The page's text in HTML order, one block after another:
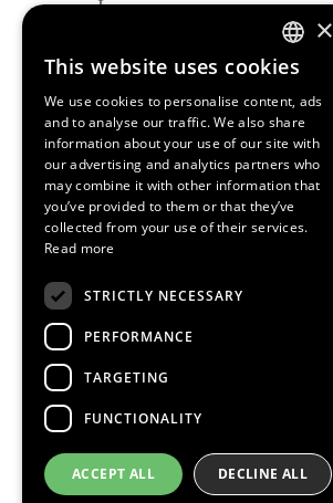
ENGLISH
SPANISH
CATALAN
×
This website uses cookies
We use cookies to personalise content, ads
and to analyse our traffic. We also share
information about your use of our site with
our advertising and analytics partners who
may combine it with other information that
you’ve provided to them or that they’ve
collected from your use of their services.
Read more
STRICTLY NECESSARY
PERFORMANCE
TARGETING
FUNCTIONALITY
ACCEPT ALL DECLINE ALL